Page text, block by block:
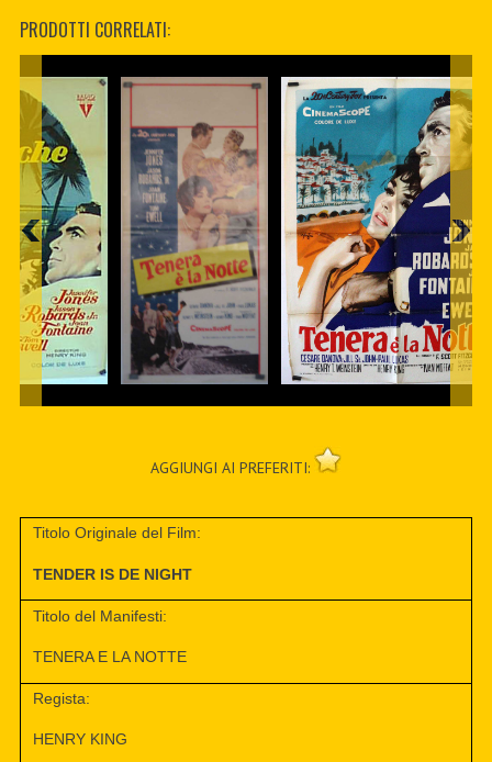
PRODOTTI CORRELATI:
AGGIUNGI AI PREFERITI:
Titolo Originale del Film:
TENDER IS DE NIGHT
Titolo del Manifesti:
TENERA E LA NOTTE
Regista:
HENRY KING